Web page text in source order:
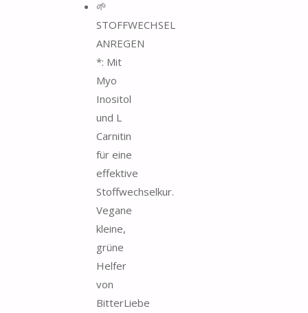
🌱
STOFFWECHSEL
ANREGEN
*: Mit
Myo
Inositol
und L
Carnitin
für eine
effektive
Stoffwechselkur.
Vegane
kleine,
grüne
Helfer
von
BitterLiebe